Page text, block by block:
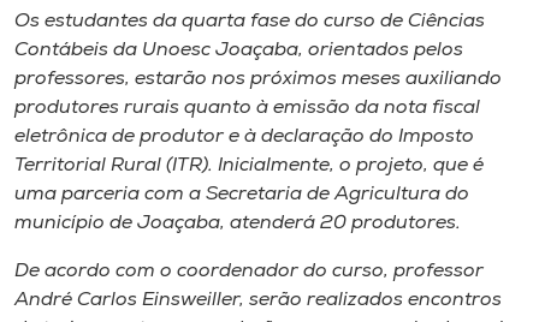
Editora
Rádio
Museu
Unoesc
Store
Os estudantes da quarta fase do curso de Ciências
Contábeis da Unoesc Joaçaba, orientados pelos
professores, estarão nos próximos meses auxiliando
produtores rurais quanto à emissão da nota fiscal
eletrônica de produtor e à declaração do Imposto
Territorial Rural (ITR). Inicialmente, o projeto, que é
uma parceria com a Secretaria de Agricultura do
município de Joaçaba, atenderá 20 produtores.
De acordo com o coordenador do curso, professor
André Carlos Einsweiller, serão realizados encontros